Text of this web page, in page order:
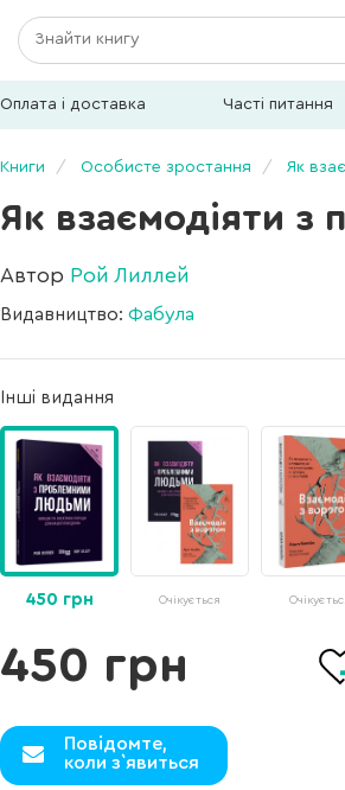
Оплата і доставка Часті питання
Книги Особисте зростання Як
Як взаємодіяти
Автор Рой Лиллей
Видавництво: Фабула
Інші видання
450 грн Очікується
450 грн
Повідомте,
коли з`явиться